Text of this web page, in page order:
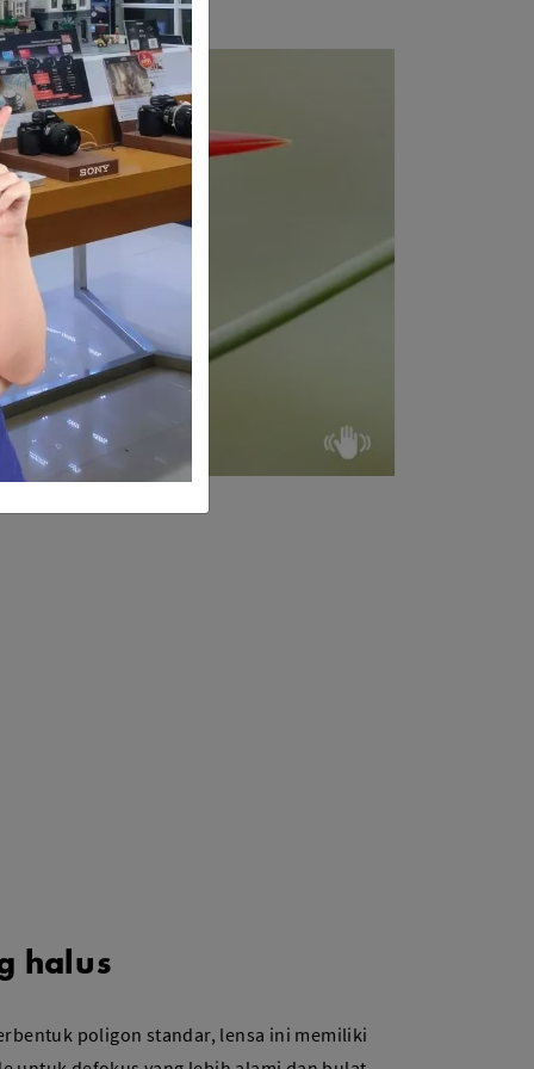
halus
poligon standar, lensa ini memiliki